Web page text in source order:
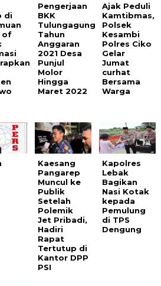
di
of
Pengerjaan
BKK
Tulungagung
Tahun
Anggaran
2021 Desa
Punjul
Molor
Hingga
Maret 2022
Ajak Peduli
Kamtibmas,
Polsek
Kesambi
Polres Ciko
Gelar
Jumat
curhat
Bersama
Warga
Kaesang
Pangarep
Muncul ke
Publik
Setelah
Polemik
Jet Pribadi,
Hadiri
Rapat
Tertutup di
Kantor DPP
PSI
Kapolres
Lebak
Bagikan
Nasi Kotak
kepada
Pemulung
di TPS
Dengung